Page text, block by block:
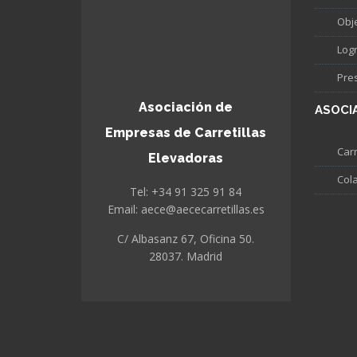
Asociación de
Empresas de Carretillas
Elevadoras
Tel: +34 91 325 91 84
Email: aece@aececarretillas.es
C/ Albasanz 67, Oficina 50.
28037. Madrid